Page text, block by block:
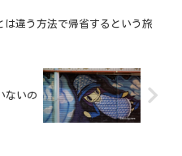
は違う方法で帰省するという旅
ないの